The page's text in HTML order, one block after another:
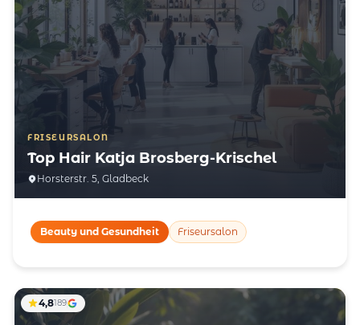
FRISEURSALON
Top Hair Katja Brosberg-Krischel
Horsterstr. 5, Gladbeck
Beauty und Gesundheit Friseursalon
4,8189